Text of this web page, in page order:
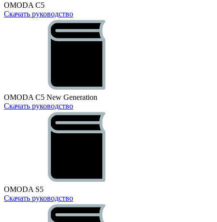
OMODA C5
Скачать руководство
OMODA C5 New Generation
Скачать руководство
OMODA S5
Скачать руководство